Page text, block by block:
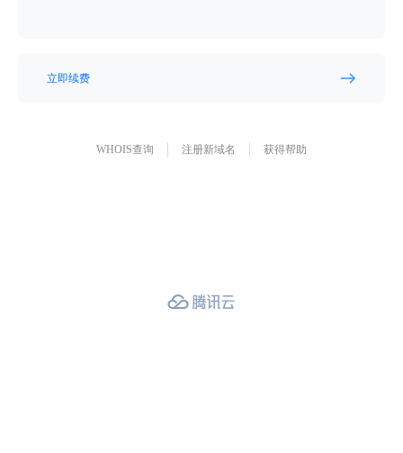
立即续费
WHOIS查询 注册新域名 获得帮助